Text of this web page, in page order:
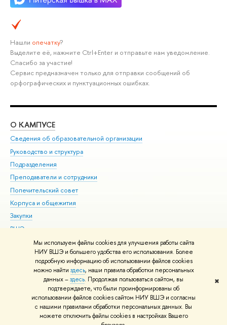
Мы используем файлы cookies для улучшения работы сайта
НИУ ВШЭ и большего удобства его использования. Более
подробную информацию об использовании файлов cookies
можно найти здесь, наши правила обработки персональных
данных –здесь. Продолжая пользоваться сайтом, вы
подтверждаете, что были проинформированы об
использовании файлов cookies сайтом НИУ ВШЭ и согласны
с нашими правилами обработки персональных данных. Вы
можете отключить файлы cookies в настройках Вашего
✖
Нашли опечатку?
Выделите её, нажмите Ctrl+Enter и отправьте нам уведомление.
Спасибо за участие!
Сервис предназначен только для отправки сообщений об
орфографических и пунктуационных ошибках.
О КАМПУСЕ
Сведения об образовательной организации
Руководство и структура
Подразделения
Преподаватели и сотрудники
Попечительский совет
Корпуса и общежития
Закупки
ВШЭ для студентов с ограниченными возможностями
здоровья и инвалидностью
Версия для слабовидящих
Единая платежная страница
© НИУ ВШЭ 1993–2026 Адреса и контакты Условия использования
материалов Политика конфиденциальности Карта сайта
Шрифты HSE Sans и HSE Slab разработаны вШколе дизайна НИУ ВШЭ